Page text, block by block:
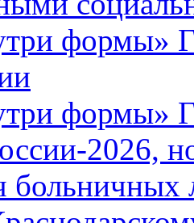
формы»
формы»
2026,
больничных